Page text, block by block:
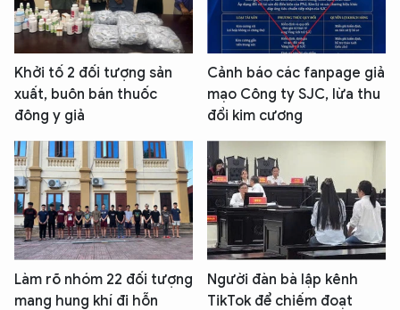
Khởi tố 2 đối tượng sản
xuất, buôn bán thuốc
đông y giả
Cảnh báo các fanpage giả
mạo Công ty SJC, lừa thu
đổi kim cương
Làm rõ nhóm 22 đối tượng
mang hung khí đi hỗn
Người đàn bà lập kênh
TikTok để chiếm đoạt